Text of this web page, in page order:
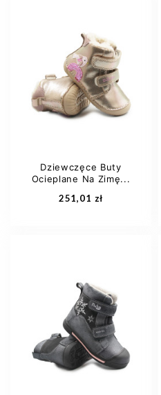
20 22 25
Dodaj do koszyka
Dziewczęce Buty
Ocieplane Na Zimę...
251,01 zł
23
25